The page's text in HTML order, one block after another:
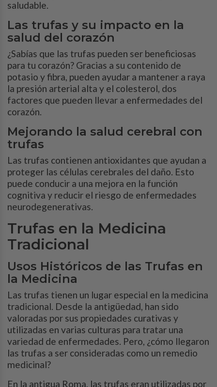
saludable.
Las trufas y su impacto en la
salud del corazón
¿Sabías que las trufas pueden ser beneficiosas
para tu corazón? Gracias a su contenido de
potasio y fibra, pueden ayudar a mantener a raya
la presión arterial alta y el colesterol, dos
factores que pueden llevar a enfermedades del
corazón.
Mejorando la salud cerebral con
trufas
Las trufas contienen antioxidantes que ayudan a
proteger las células cerebrales del daño. Esto
puede conducir a una mejora en la función
cognitiva y reducir el riesgo de enfermedades
neurodegenerativas.
Trufas en la Medicina
Tradicional
Usos Históricos de las Trufas en
la Medicina
Las trufas tienen un lugar especial en la medicina
tradicional. Desde la antigüedad, han sido
valoradas por sus propiedades curativas y
utilizadas en varias culturas para tratar una
variedad de enfermedades. Pero, ¿cómo llegaron
las trufas a ser consideradas como un remedio
medicinal?
En la antigua Roma, las trufas eran utilizadas por